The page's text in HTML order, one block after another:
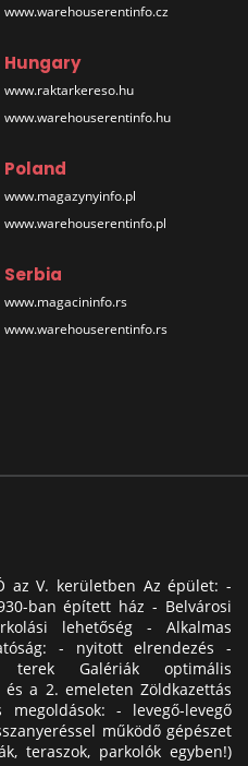
www.warehouserentinfo.cz
Hungary
www.raktarkereso.hu
www.warehouserentinfo.hu
Poland
www.magazynyinfo.pl
www.warehouserentinfo.pl
Serbia
www.magacininfo.rs
www.warehouserentinfo.rs
az V. kerületben Az épület: -
ban épített ház - Belvárosi
lehetőség - Alkalmas
- nyitott elrendezés -
terek Galériák optimális
a 2. emeleten Zöldkazettás
megoldások: - levegő-levegő
működő gépészet
teraszok, parkolók egyben!)